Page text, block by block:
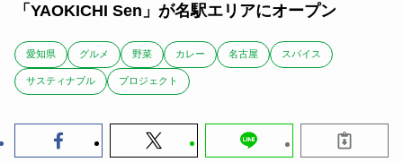
「YAOKICHI Sen」が名駅エリアにオープン
愛知県 グルメ 野菜 カレー 名古屋 スパイス
サスティナブル プロジェクト